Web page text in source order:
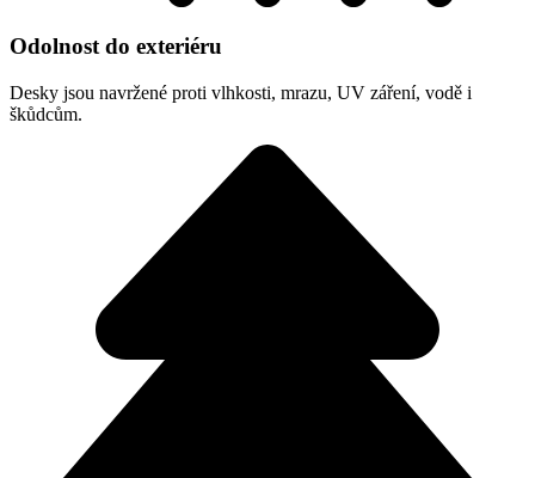
Odolnost do exteriéru
Desky jsou navržené proti vlhkosti, mrazu, UV záření, vodě i
škůdcům.